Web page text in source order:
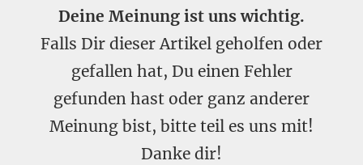
Deine Meinung ist uns wichtig.
Falls Dir dieser Artikel geholfen oder
gefallen hat, Du einen Fehler
gefunden hast oder ganz anderer
Meinung bist, bitte teil es uns mit!
Danke dir!